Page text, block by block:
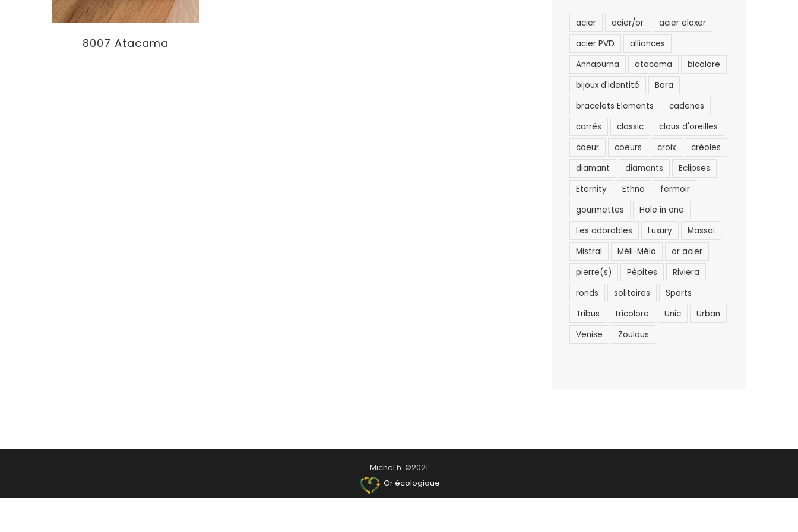
8007 Atacama
acier acier/or
acier eloxer
acier PVD
alliances
Annapurna
atacama
bicolore
bijoux d'identité
Bora
bracelets Elements
cadenas
carrés
classic
clous d'oreilles
coeur
coeurs croix
créoles
diamant
diamants
Eclipses
Eternity
Ethno
fermoir
gourmettes
Hole in one
Les adorables
Luxury
Massaï
Mistral
Méli-Mélo
or acier
pierre(s)
Pépites
Riviera
ronds
solitaires
Sports
Tribus
tricolore Unic
Urban
Venise
Zoulous
Michel h. ©2021
Or écologique